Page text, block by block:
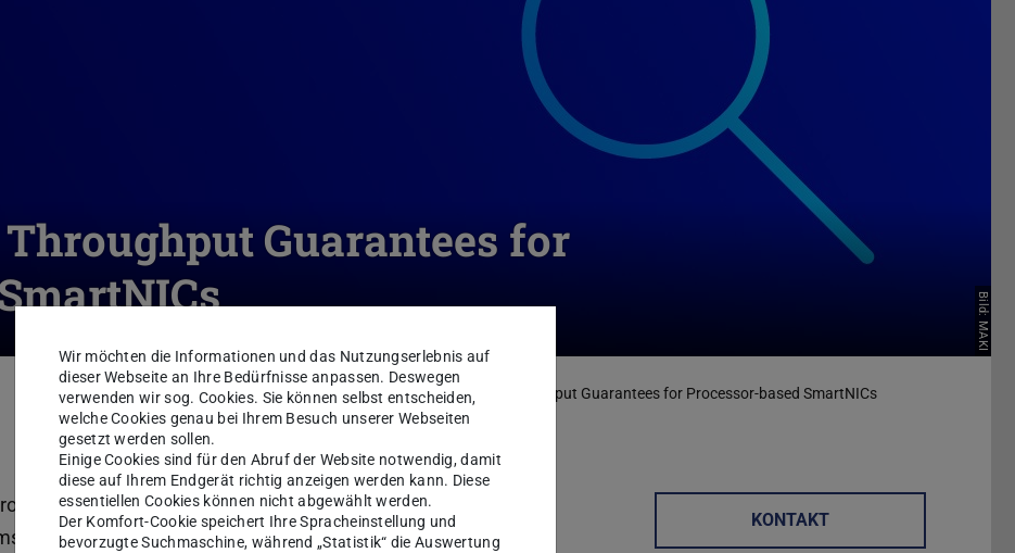
Guarantees for
Bild: MAKI
Wissenstransfer Demonstratoren Determination of Throughput Guarantees for Processor-based SmartNICs
to determine a lower bound for the achievable
offloaded onto an Netronome Agilio CX SmartNIC.
KONTAKT
Wir möchten die Informationen und das Nutzungserlebnis auf
dieser Webseite an Ihre Bedürfnisse anpassen. Deswegen
verwenden wir sog. Cookies. Sie können selbst entscheiden,
welche Cookies genau bei Ihrem Besuch unserer Webseiten
gesetzt werden sollen.
Einige Cookies sind für den Abruf der Website notwendig, damit
diese auf Ihrem Endgerät richtig anzeigen werden kann. Diese
essentiellen Cookies können nicht abgewählt werden.
Der Komfort-Cookie speichert Ihre Spracheinstellung und
bevorzugte Suchmaschine, während „Statistik“ die Auswertung